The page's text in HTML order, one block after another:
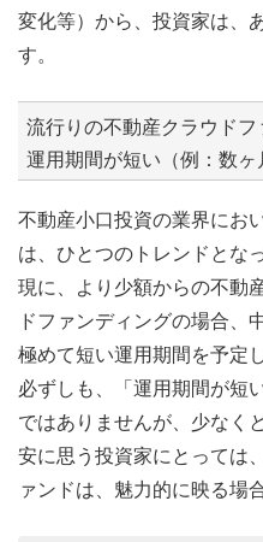
変化等）から、投資家は、
す。
流行りの不動産クラウド
運用期間が短い（例：数
不動産小口投資の業界にお
は、ひとつのトレンドとな
現に、より少額からの不動
ドファンディングの場合、
極めて短い運用期間を予定
必ずしも、「運用期間が短
ではありませんが、少なく
安に思う投資家にとっては
ァンドは、魅力的に映る場